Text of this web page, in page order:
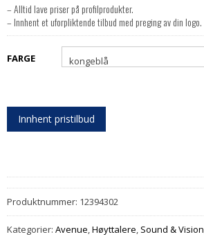
– Alltid lave priser på profilprodukter.
– Innhent et uforpliktende tilbud med preging av din logo.
FARGE
Innhent pristilbud
Produktnummer: 12394302
Kategorier: Avenue,Høyttalere, Sound & Vision